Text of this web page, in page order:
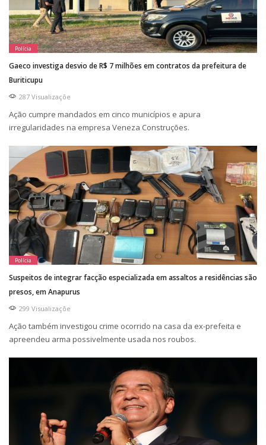
Polícia
Gaeco investiga desvio de R$ 7 milhões em contratos da prefeitura de
Buriticupu
287 Visualizaçõe
Ação cumpre mandados em cinco municípios e apura
irregularidades na empresa Veneza Construções.
Polícia
Suspeitos de integrar facção especializada em assaltos a residências são
presos, em Anapurus
299 Visualizaçõe
Ação também investigou crime ocorrido na casa da ex-prefeita e
apreendeu arma possivelmente usada nos roubos.